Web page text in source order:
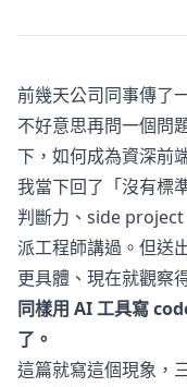
前幾天公司同事傳了
不好意思再問一個問
下，如何成為資深前
我當下回了「沒有標
判斷力、side
派工程師講過。但送
更具體、現在就觀察
同樣用 AI 工具寫
了。
這篇就寫這個現象，